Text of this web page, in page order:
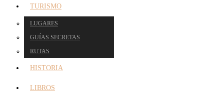
TURISMO
LUGARES
GUÍAS SECRETAS
RUTAS
HISTORIA
LIBROS